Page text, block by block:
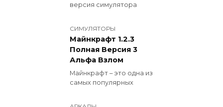
версия симулятора
СИМУЛЯТОРЫ
Майнкрафт 1.2.3
Полная Версия 3
Альфа Взлом
Майнкрафт – это одна из
самых популярных